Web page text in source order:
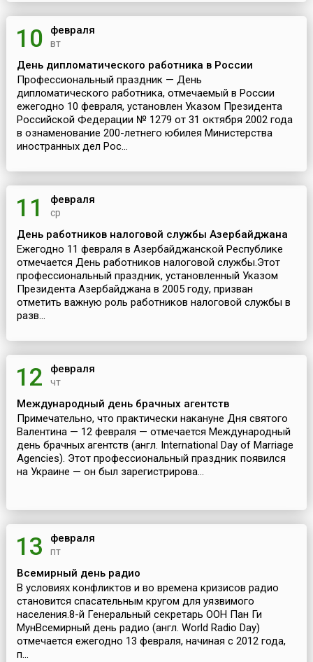
10 февраля
вт
День дипломатического работника в России
Профессиональный праздник — День
дипломатического работника, отмечаемый в России
ежегодно 10 февраля, установлен Указом Президента
Российской Федерации № 1279 от 31 октября 2002 года
в ознаменование 200-летнего юбилея Министерства
иностранных дел Рос...
11 февраля
ср
День работников налоговой службы Азербайджана
Ежегодно 11 февраля в Азербайджанской Республике
отмечается День работников налоговой службы.Этот
профессиональный праздник, установленный Указом
Президента Азербайджана в 2005 году, призван
отметить важную роль работников налоговой службы в
разв...
12 февраля
чт
Международный день брачных агентств
Примечательно, что практически накануне Дня святого
Валентина — 12 февраля — отмечается Международный
день брачных агентств (англ. International Day of Marriage
Agencies). Этот профессиональный праздник появился
на Украине — он был зарегистрирова...
13 февраля
пт
Всемирный день радио
В условиях конфликтов и во времена кризисов радио
становится спасательным кругом для уязвимого
населения.8-й Генеральный секретарь ООН Пан Ги
МунВсемирный день радио (англ. World Radio Day)
отмечается ежегодно 13 февраля, начиная с 2012 года,
п...